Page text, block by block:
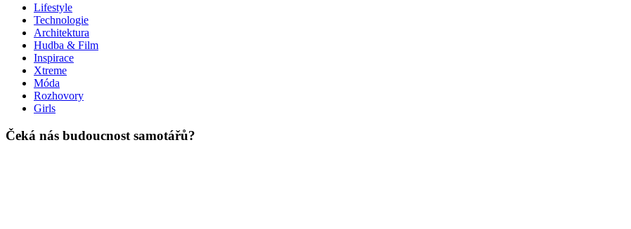
Lifestyle
Technologie
Architektura
Hudba & Film
Inspirace
Xtreme
Móda
Rozhovory
Girls
Čeká nás budoucnost samotářů?